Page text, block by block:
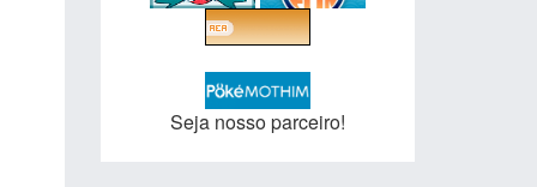
Seja nosso parceiro!